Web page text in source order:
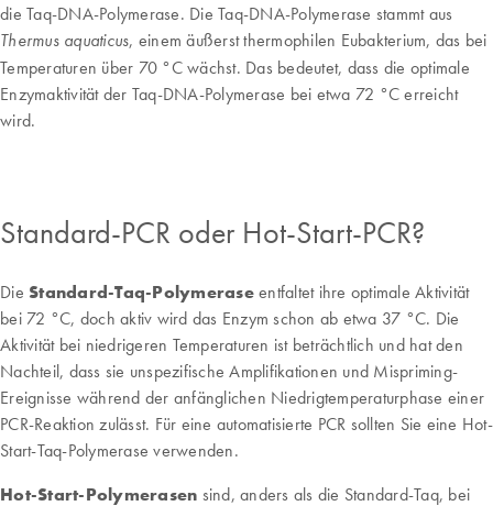
die Taq-DNA-Polymerase. Die Taq-DNA-Polymerase stammt aus
Thermus aquaticus, einem äußerst thermophilen Eubakterium, das bei
Temperaturen über 70 °C wächst. Das bedeutet, dass die optimale
Enzymaktivität der Taq-DNA-Polymerase bei etwa 72 °C erreicht
wird.
Standard-PCR oder Hot-Start-PCR?
Die Standard-Taq-Polymeraseentfaltet ihre optimale Aktivität
bei 72 °C, doch aktiv wird das Enzym schon ab etwa 37 °C. Die
Aktivität bei niedrigeren Temperaturen ist beträchtlich und hat den
Nachteil, dass sie unspezifische Amplifikationen und Mispriming-
Ereignisse während der anfänglichen Niedrigtemperaturphase einer
PCR-Reaktion zulässt. Für eine automatisierte PCR sollten Sie eine Hot-
Start-Taq-Polymerase verwenden.
Hot-Start-Polymerasen sind, anders als die Standard-Taq, bei